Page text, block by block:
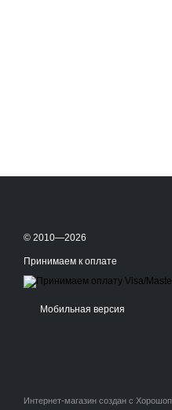
© 2010—2026
Принимаем к оплате
Мобильная версия
Интернет-магазин создан с Хорошоп